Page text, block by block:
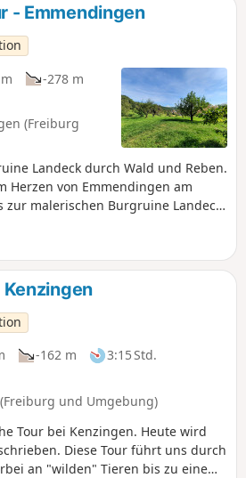
- Emmendingen
-278 m
(Freiburg
Landeck durch Wald und Reben.
Herzen von Emmendingen am
malerischen Burgruine Landeck,
aus, hat man das große
vor Augen mit Blick zum
den Vogesen und bei
Jura. Durch schöne
Auf und Ab erreichen Sie das
Landeck, die sich über
lässt. Der weite
wunderschöne Umgebung laden zu
erfolgt über den Bergrücken
Weinberge mit herrlichem Blick
Emmendingen von der
bis zum Kandel.
-162 m
3:15 Std.
und Umgebung)
Tour bei Kenzingen. Heute wird
Diese Tour führt uns durch
an "wilden" Tieren bis zu einem